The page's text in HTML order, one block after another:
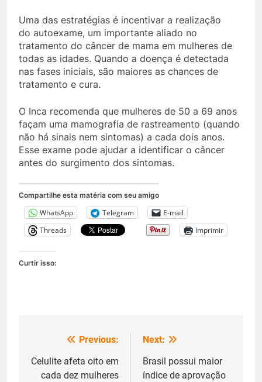
Uma das estratégias é incentivar a realização
do autoexame, um importante aliado no
tratamento do câncer de mama em mulheres de
todas as idades. Quando a doença é detectada
nas fases iniciais, são maiores as chances de
tratamento e cura.
O Inca recomenda que mulheres de 50 a 69 anos
façam uma mamografia de rastreamento (quando
não há sinais nem sintomas) a cada dois anos.
Esse exame pode ajudar a identificar o câncer
antes do surgimento dos sintomas.
Compartilhe esta matéria com seu amigo
WhatsApp Telegram
E-mail
Threads
Imprimir
Curtir isso:
Navegação
de
Previous:
Celulite afeta oito em
cada dez mulheres
Next:
Brasil possui maior
índice de aprovação